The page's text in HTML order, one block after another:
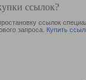
ссылок?
ссылок
запроса. Купить